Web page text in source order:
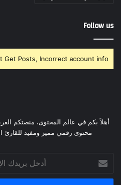
Follow us
Get Posts, Incorrect account info.
أهلاً بكم في عالم المحتوى، منصتكم
محتوى رقمي مميز ومفيد للقارئ
بريدك
الإلكتروني